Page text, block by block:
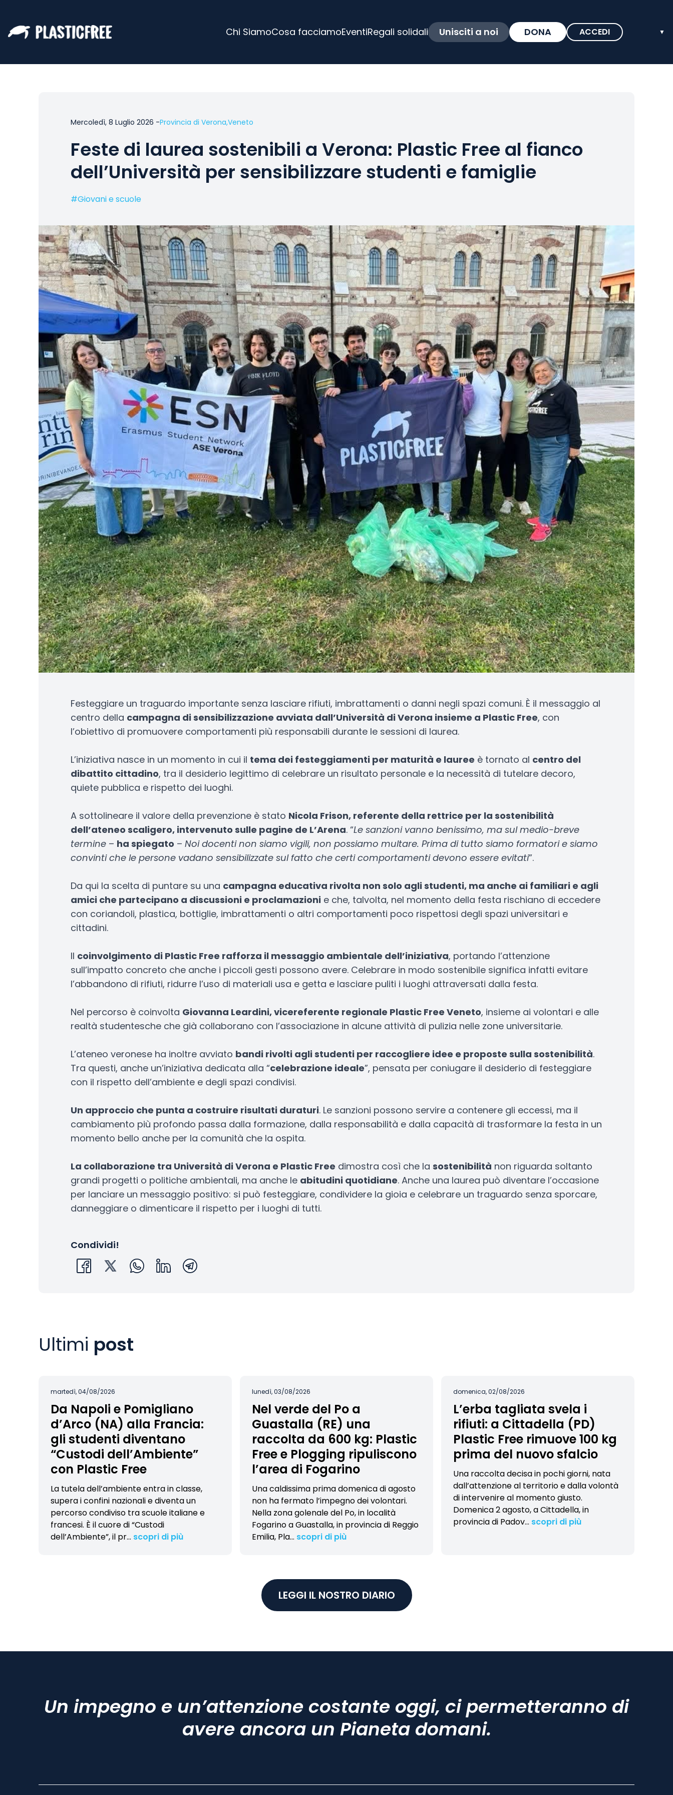
Chi SiamoCosa facciamoEventiRegali solidali Unisciti a noi DONA ACCEDI ▼
Mercoledì, 8 Luglio 2026 -Provincia di Verona,Veneto
Feste di laurea sostenibili a Verona: Plastic Free al fianco
dell’Università per sensibilizzare studenti e famiglie
#Giovani e scuole
Festeggiare un traguardo importante senza lasciare rifiuti, imbrattamenti o danni negli spazi comuni. È il messaggio al
centro della campagna di sensibilizzazione avviata dall’Università di Verona insieme a Plastic Free, con
l’obiettivo di promuovere comportamenti più responsabili durante le sessioni di laurea.
L’iniziativa nasce in un momento in cui il tema dei festeggiamenti per maturità e lauree è tornato al centro del
dibattito cittadino, tra il desiderio legittimo di celebrare un risultato personale e la necessità di tutelare decoro,
quiete pubblica e rispetto dei luoghi.
A sottolineare il valore della prevenzione è stato Nicola Frison, referente della rettrice per la sostenibilità
dell’ateneo scaligero, intervenuto sulle pagine de L’Arena. “Le sanzioni vanno benissimo, ma sul medio-breve
termine – ha spiegato – Noi docenti non siamo vigili, non possiamo multare. Prima di tutto siamo formatori e siamo
convinti che le persone vadano sensibilizzate sul fatto che certi comportamenti devono essere evitati”.
Da qui la scelta di puntare su una campagna educativa rivolta non solo agli studenti, ma anche ai familiari e agli
amici che partecipano a discussioni e proclamazioni e che, talvolta, nel momento della festa rischiano di eccedere
con coriandoli, plastica, bottiglie, imbrattamenti o altri comportamenti poco rispettosi degli spazi universitari e
cittadini.
Il coinvolgimento di Plastic Free rafforza il messaggio ambientale dell’iniziativa, portando l’attenzione
sull’impatto concreto che anche i piccoli gesti possono avere. Celebrare in modo sostenibile significa infatti evitare
l’abbandono di rifiuti, ridurre l’uso di materiali usa e getta e lasciare puliti i luoghi attraversati dalla festa.
Nel percorso è coinvolta Giovanna Leardini, vicereferente regionale Plastic Free Veneto, insieme ai volontari e alle
realtà studentesche che già collaborano con l’associazione in alcune attività di pulizia nelle zone universitarie.
L’ateneo veronese ha inoltre avviato bandi rivolti agli studenti per raccogliere idee e proposte sulla sostenibilità.
Tra questi, anche un’iniziativa dedicata alla “celebrazione ideale”, pensata per coniugare il desiderio di festeggiare
con il rispetto dell’ambiente e degli spazi condivisi.
Un approccio che punta a costruire risultati duraturi. Le sanzioni possono servire a contenere gli eccessi, ma il
cambiamento più profondo passa dalla formazione, dalla responsabilità e dalla capacità di trasformare la festa in un
momento bello anche per la comunità che la ospita.
La collaborazione tra Università di Verona e Plastic Free dimostra così che la sostenibilità non riguarda soltanto
grandi progetti o politiche ambientali, ma anche le abitudini quotidiane. Anche una laurea può diventare l’occasione
per lanciare un messaggio positivo: si può festeggiare, condividere la gioia e celebrare un traguardo senza sporcare,
danneggiare o dimenticare il rispetto per i luoghi di tutti.
Condividi!
Ultimi post
martedì, 04/08/2026
Da Napoli e Pomigliano
d’Arco (NA) alla Francia:
gli studenti diventano
“Custodi dell’Ambiente”
con Plastic Free
La tutela dell’ambiente entra in classe,
supera i confini nazionali e diventa un
percorso condiviso tra scuole italiane e
francesi. È il cuore di “Custodi
dell’Ambiente”, il pr… scopri di più
lunedì, 03/08/2026
Nel verde del Po a
Guastalla (RE) una
raccolta da 600 kg: Plastic
Free e Plogging ripuliscono
l’area di Fogarino
Una caldissima prima domenica di agosto
non ha fermato l’impegno dei volontari.
Nella zona golenale del Po, in località
Fogarino a Guastalla, in provincia di Reggio
Emilia, Pla… scopri di più
domenica, 02/08/2026
L’erba tagliata svela i
rifiuti: a Cittadella (PD)
Plastic Free rimuove 100 kg
prima del nuovo sfalcio
Una raccolta decisa in pochi giorni, nata
dall’attenzione al territorio e dalla volontà
di intervenire al momento giusto.
Domenica 2 agosto, a Cittadella, in
provincia di Padov… scopri di più
LEGGI IL NOSTRO DIARIO
Un impegno e un’attenzione costante oggi, ci permetteranno di
avere ancora un Pianeta domani.